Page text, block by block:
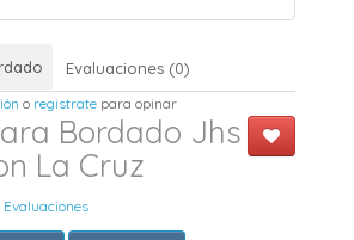
Evaluaciones (0)
o registrate para opinar
Bordado Jhs
La Cruz
Evaluaciones